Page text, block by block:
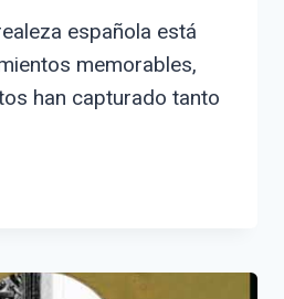
española está
memorables,
han capturado tanto